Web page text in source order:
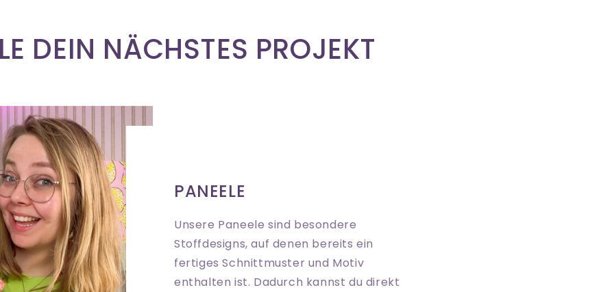
DEIN NÄCHSTES PROJEKT
PANEELE
Unsere Paneele sind besondere
Stoffdesigns, auf denen bereits ein
fertiges Schnittmuster und Motiv
enthalten ist. Dadurch kannst du direkt